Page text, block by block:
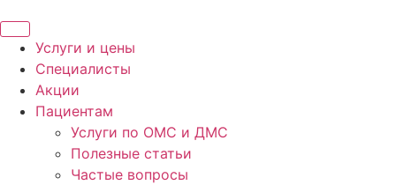
Услуги и цены
Специалисты
Акции
Пациентам
Услуги по ОМС и ДМС
Полезные статьи
Частые вопросы